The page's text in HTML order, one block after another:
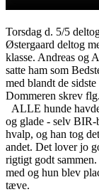
Torsdag d. 5/5
Østergaard deltog
klasse. Andreas og
satte ham som
med blandt de sidste
Dommeren skrev
ALLE hunde
og glade - selv BIR-
hvalp, og han tog
andet. Det lover jo
rigtigt godt
med og hun blev
tæve.